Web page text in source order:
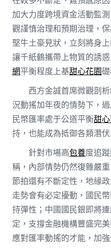
加大力度跨境資金活動監
觀謹慎治理和預期治理，
堅牛土豪見狀，立刻將身
讓千紙鶴攜帶上物質的誘
網平衡程度上基甜心花園
西方金誠首席微觀剖
況動搖加年夜的情勢下，
民幣匯率處于公道平衡甜
持，也能成為抵御各類潛
針對市場高包養度追
稱，內部情勢仍然復雜嚴
節拍還有不斷定性，地緣
走勢會有必定擾動，國民
持彈性；中國國民銀即將
定，支撐金融機構豐盛完
應對匯率動搖的才能，加